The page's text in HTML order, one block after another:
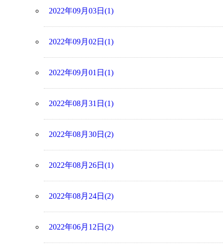
2022年09月03日(1)
2022年09月02日(1)
2022年09月01日(1)
2022年08月31日(1)
2022年08月30日(2)
2022年08月26日(1)
2022年08月24日(2)
2022年06月12日(2)